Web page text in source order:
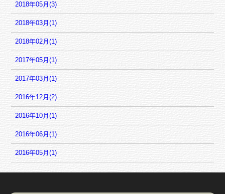
2018年05月(3)
2018年03月(1)
2018年02月(1)
2017年05月(1)
2017年03月(1)
2016年12月(2)
2016年10月(1)
2016年06月(1)
2016年05月(1)